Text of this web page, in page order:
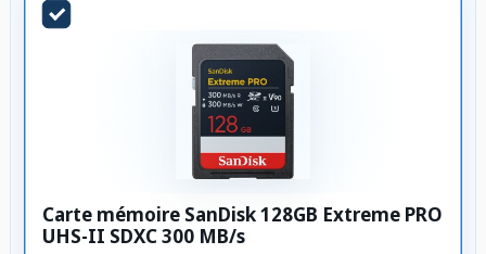
Carte mémoire SanDisk 128GB Extreme PRO
UHS-II SDXC 300 MB/s